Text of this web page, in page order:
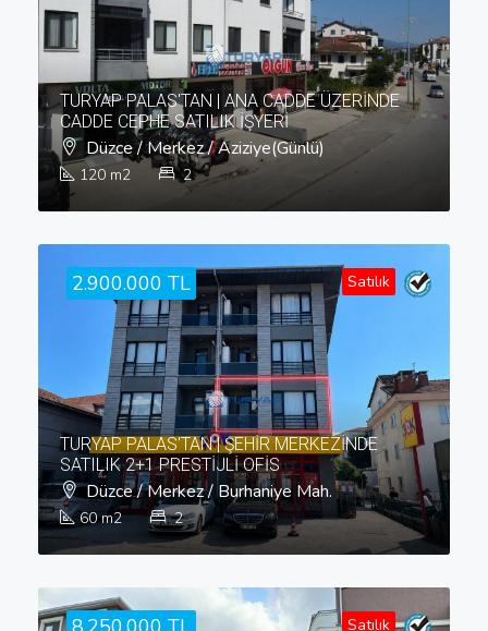
TURYAP PALAS'TAN | ANA CADDE ÜZERİNDE
CADDE CEPHE SATILIK İŞYERİ
120 m2 2
Düzce / Merkez / Aziziye(Günlü)
2.900.000 TL Satılık
TURYAP PALAS'TAN | ŞEHİR MERKEZİNDE
SATILIK 2+1 PRESTİJLİ OFİS
60 m2 2
Düzce / Merkez / Burhaniye Mah.
Satılık